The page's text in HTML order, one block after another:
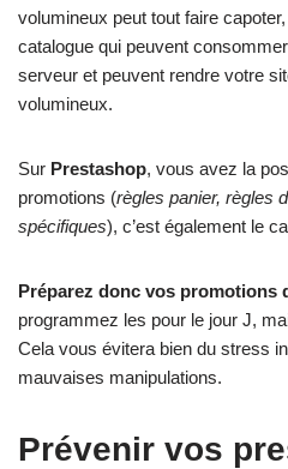
volumineux peut tout faire
catalogue qui peuvent
serveur et peuvent rendre votre
volumineux.
Sur Prestashop, vous avez la
promotions (règles panier, règles
spécifiques), c’est également le
Préparez donc vos promotions
programmez les pour le jour J,
Cela vous évitera bien du stress
mauvaises manipulations.
Prévenir vos